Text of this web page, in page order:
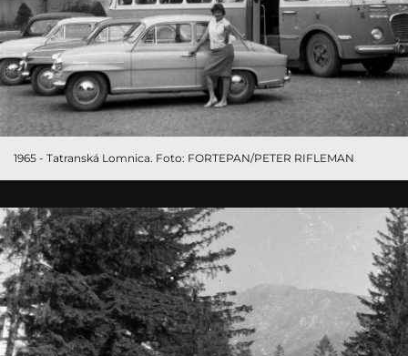
1965 - Tatranská Lomnica. Foto: FORTEPAN/PETER RIFLEMAN